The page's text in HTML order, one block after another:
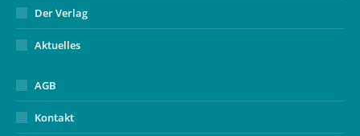
Der Verlag
Aktuelles
AGB
Kontakt